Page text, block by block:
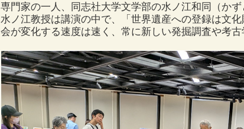
専門家の一人、同志社大学文学部の水ノ江和同（か
水ノ江教授は講演の中で、「世界遺産への登録は文
会が変化する速度は速く、常に新しい発掘調査や考